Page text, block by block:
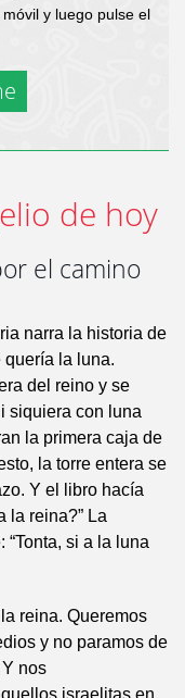
y luego pulse el
de hoy
el camino
narra la historia de
quería la luna.
del reino y se
siquiera con luna
la primera caja de
la torre entera se
Y el libro hacía
la reina?” La
si a la luna
reina. Queremos
y no paramos de
nos